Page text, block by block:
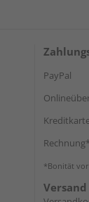
PayPal
*Bonität
Versand